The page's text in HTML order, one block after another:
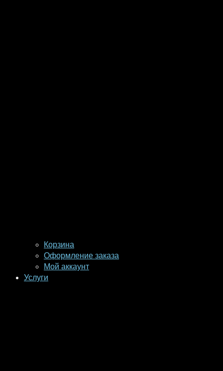
Корзина
Оформление заказа
Мой аккаунт
Услуги